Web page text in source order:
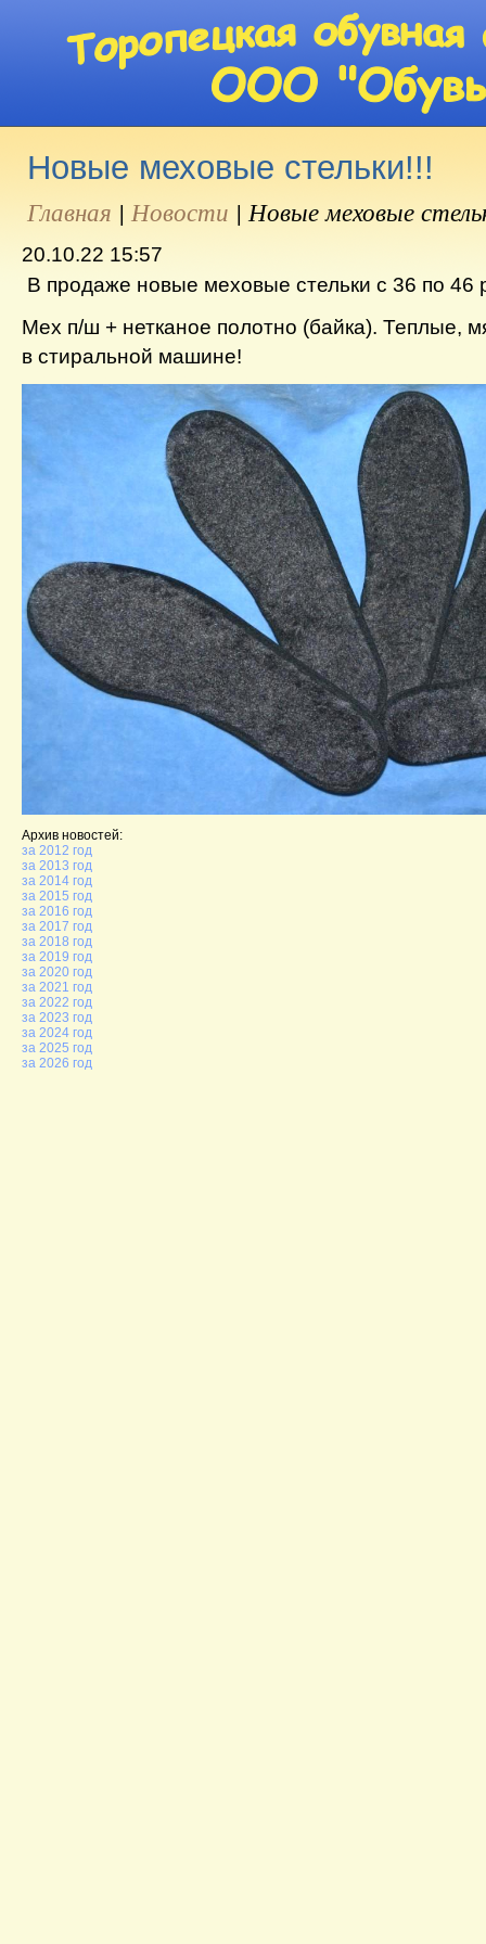
Новые меховые стельки!!!
Главная | Новости | Новые меховые
20.10.22 15:57
В продаже новые меховые стельки с 36 по 46
Мех п/ш + нетканое полотно (байка). Теплые,
в стиральной машине!
Архив новостей:
за 2012 год
за 2013 год
за 2014 год
за 2015 год
за 2016 год
за 2017 год
за 2018 год
за 2019 год
за 2020 год
за 2021 год
за 2022 год
за 2023 год
за 2024 год
за 2025 год
за 2026 год